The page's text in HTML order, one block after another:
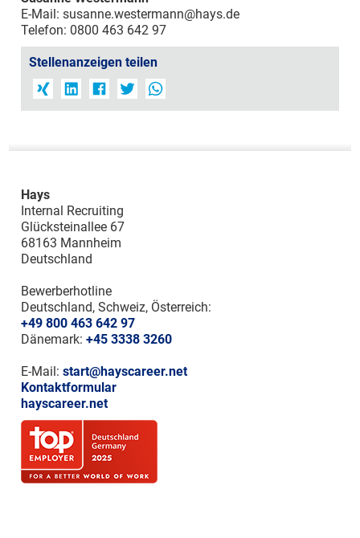
E-Mail: susanne.westermann@hays.de
Telefon: 0800 463 642 97
Stellenanzeigen teilen
Hays
Internal Recruiting
Glücksteinallee 67
68163 Mannheim
Deutschland
Bewerberhotline
Deutschland, Schweiz, Österreich:
+49 800 463 642 97
Dänemark: +45 3338 3260
E-Mail: start@hayscareer.net
Kontaktformular
hayscareer.net